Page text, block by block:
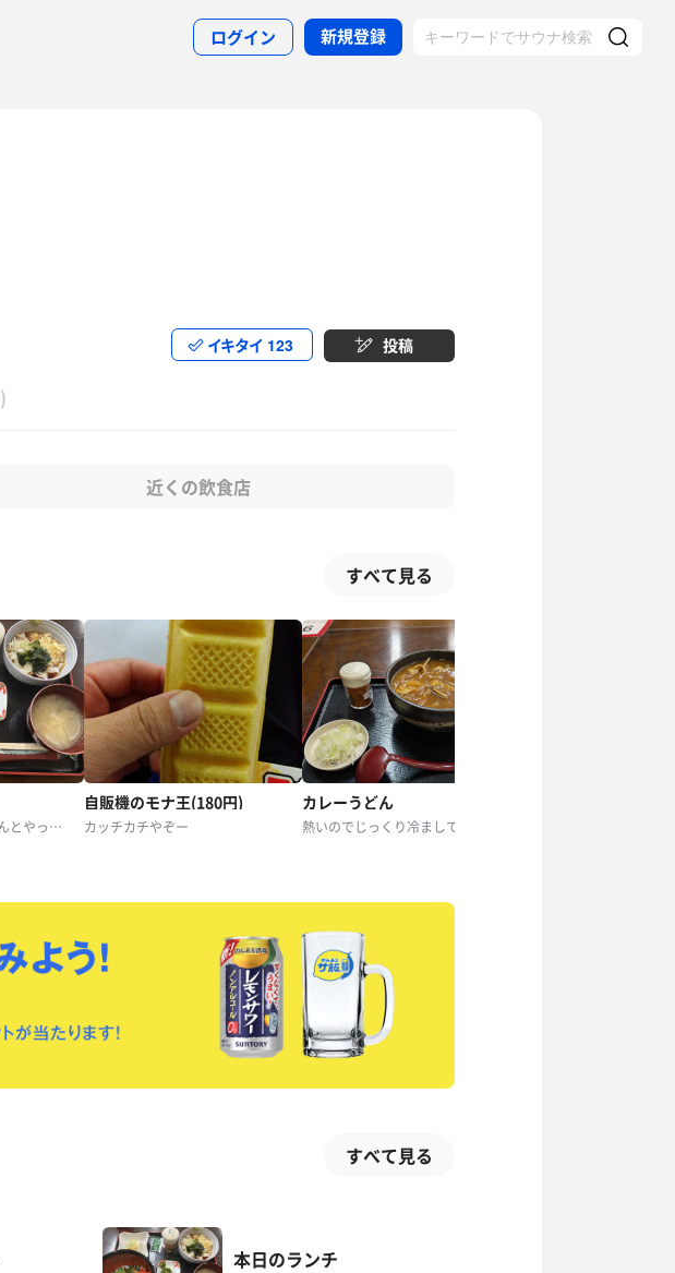
ログイン 新規登録
イキタイ 123 投稿
)
近くの飲食店
すべて見る
焼き鳥丼にミニきしめんとやっこと味噌汁 これだけついて850円！！！！ 券売機で現金支払い
自販機のモナ王(180円)
カッチカチやぞー
カレーうどん
すべて見る
本日のランチ